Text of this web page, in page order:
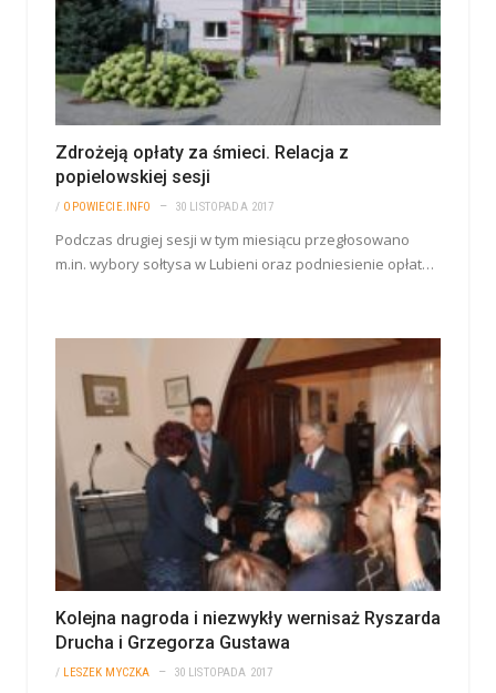
Zdrożeją opłaty za śmieci. Relacja z
popielowskiej sesji
/ OPOWIECIE.INFO 30 LISTOPADA 2017
Podczas drugiej sesji w tym miesiącu przegłosowano
m.in. wybory sołtysa w Lubieni oraz podniesienie opłat…
Kolejna nagroda i niezwykły wernisaż Ryszarda
Drucha i Grzegorza Gustawa
/ LESZEK MYCZKA 30 LISTOPADA 2017